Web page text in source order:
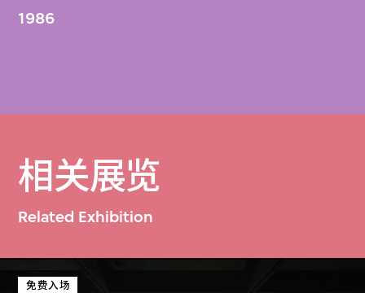
1986
相关展览
Related Exhibition
免费入场